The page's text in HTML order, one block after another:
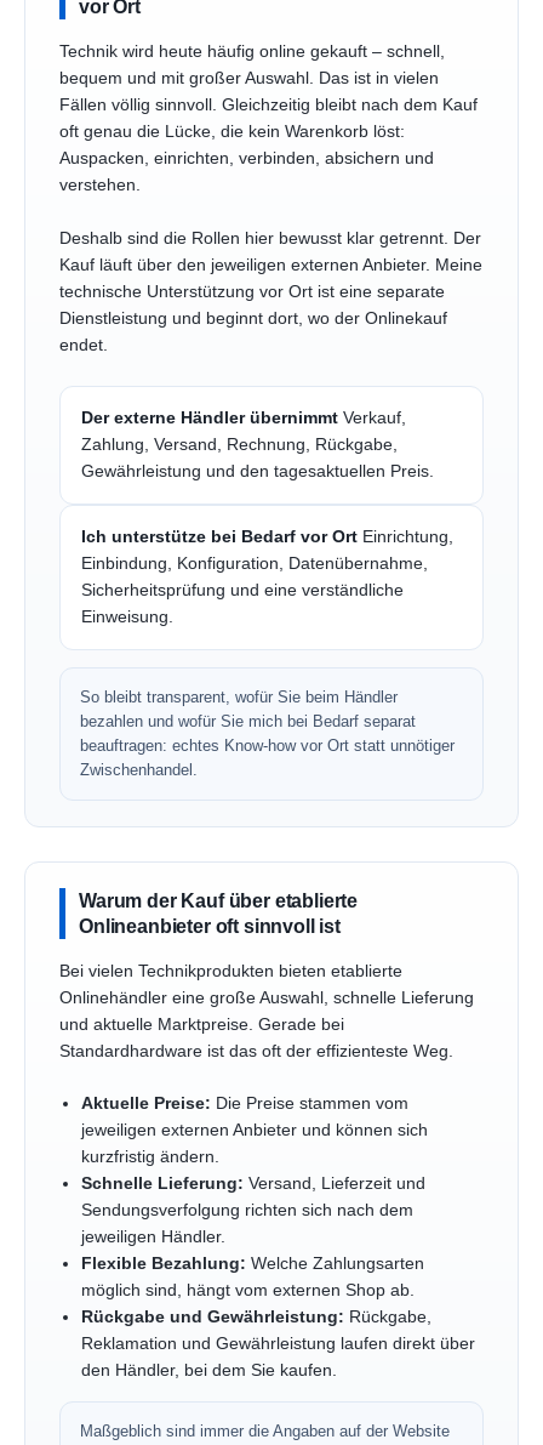
vor Ort
Technik wird heute häufig online gekauft – schnell,
bequem und mit großer Auswahl. Das ist in vielen
Fällen völlig sinnvoll. Gleichzeitig bleibt nach dem Kauf
oft genau die Lücke, die kein Warenkorb löst:
Auspacken, einrichten, verbinden, absichern und
verstehen.
Deshalb sind die Rollen hier bewusst klar getrennt. Der
Kauf läuft über den jeweiligen externen Anbieter. Meine
technische Unterstützung vor Ort ist eine separate
Dienstleistung und beginnt dort, wo der Onlinekauf
endet.
Der externe Händler übernimmt Verkauf,
Zahlung, Versand, Rechnung, Rückgabe,
Gewährleistung und den tagesaktuellen Preis.
Ich unterstütze bei Bedarf vor Ort Einrichtung,
Einbindung, Konfiguration, Datenübernahme,
Sicherheitsprüfung und eine verständliche
Einweisung.
So bleibt transparent, wofür Sie beim Händler
bezahlen und wofür Sie mich bei Bedarf separat
beauftragen: echtes Know-how vor Ort statt unnötiger
Zwischenhandel.
Warum der Kauf über etablierte
Onlineanbieter oft sinnvoll ist
Bei vielen Technikprodukten bieten etablierte
Onlinehändler eine große Auswahl, schnelle Lieferung
und aktuelle Marktpreise. Gerade bei
Standardhardware ist das oft der effizienteste Weg.
Aktuelle Preise: Die Preise stammen vom
jeweiligen externen Anbieter und können sich
kurzfristig ändern.
Schnelle Lieferung: Versand, Lieferzeit und
Sendungsverfolgung richten sich nach dem
jeweiligen Händler.
Flexible Bezahlung: Welche Zahlungsarten
möglich sind, hängt vom externen Shop ab.
Rückgabe und Gewährleistung: Rückgabe,
Reklamation und Gewährleistung laufen direkt über
den Händler, bei dem Sie kaufen.
Maßgeblich sind immer die Angaben auf der Website